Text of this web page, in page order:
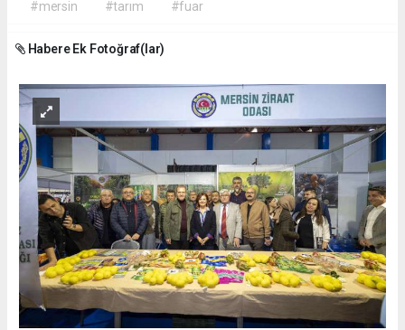
#mersin #tarım #fuar
Habere Ek Fotoğraf(lar)